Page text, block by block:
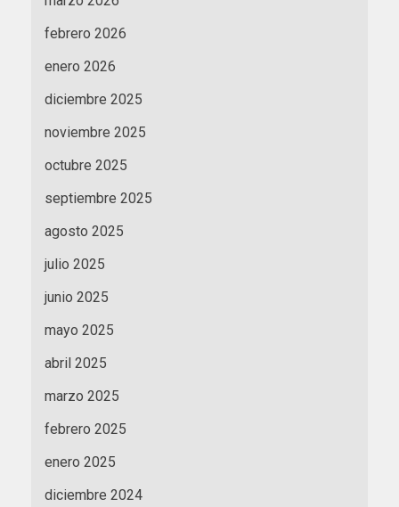
febrero 2026
enero 2026
diciembre 2025
noviembre 2025
octubre 2025
septiembre 2025
agosto 2025
julio 2025
junio 2025
mayo 2025
abril 2025
marzo 2025
febrero 2025
enero 2025
diciembre 2024